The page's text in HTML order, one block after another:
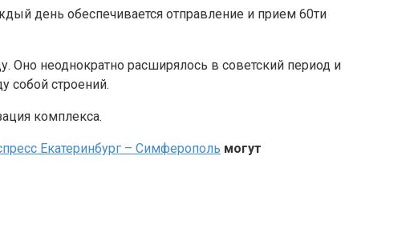
день обеспечивается отправление и прием 60ти
Оно неоднократно расширялось в советский период и
собой строений.
комплекса.
Екатеринбург – Симферополь могут